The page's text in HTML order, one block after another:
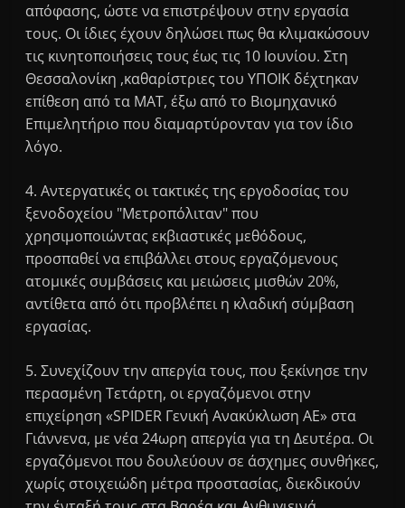
απόφασης, ώστε να επιστρέψουν στην εργασία
τους. Οι ίδιες έχουν δηλώσει πως θα κλιμακώσουν
τις κινητοποιήσεις τους έως τις 10 Ιουνίου. Στη
Θεσσαλονίκη ,καθαρίστριες του ΥΠΟΙΚ δέχτηκαν
επίθεση από τα ΜΑΤ, έξω από το Βιομηχανικό
Επιμελητήριο που διαμαρτύρονταν για τον ίδιο
λόγο.
4. Αντεργατικές οι τακτικές της εργοδοσίας του
ξενοδοχείου "Μετροπόλιταν" που
χρησιμοποιώντας εκβιαστικές μεθόδους,
προσπαθεί να επιβάλλει στους εργαζόμενους
ατομικές συμβάσεις και μειώσεις μισθών 20%,
αντίθετα από ότι προβλέπει η κλαδική σύμβαση
εργασίας.
5. Συνεχίζουν την απεργία τους, που ξεκίνησε την
περασμένη Τετάρτη, οι εργαζόμενοι στην
επιχείρηση «SPIDER Γενική Ανακύκλωση ΑΕ» στα
Γιάννενα, με νέα 24ωρη απεργία για τη Δευτέρα. Οι
εργαζόμενοι που δουλεύουν σε άσχημες συνθήκες,
χωρίς στοιχειώδη μέτρα προστασίας, διεκδικούν